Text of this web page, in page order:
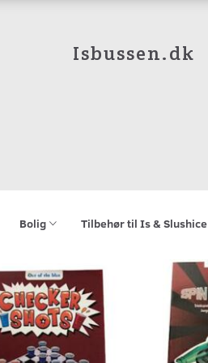
Isbussen.dk
Bolig Tilbehør til Is & Slushice